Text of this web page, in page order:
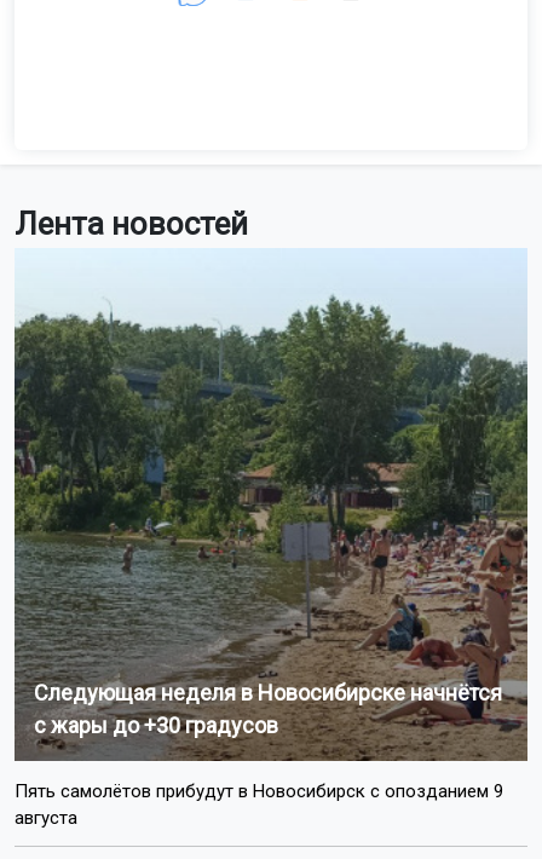
Лента новостей
Следующая неделя в Новосибирске начнётся
с жары до +30 градусов
Пять самолётов прибудут в Новосибирск с опозданием 9
августа